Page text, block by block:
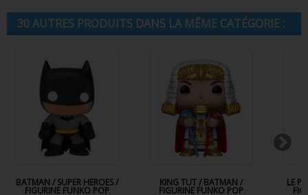
30 AUTRES PRODUITS DANS LA MÊME CATÉGORIE :
BATMAN / SUPER HEROES /
FIGURINE FUNKO POP
KING TUT / BATMAN /
FIGURINE FUNKO POP
LE